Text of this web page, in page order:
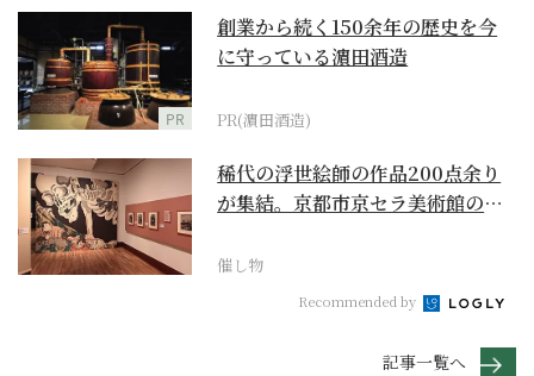
PR
創業から続く150余年の歴史を今
に守っている濵田酒造
PR(濵田酒造)
稀代の浮世絵師の作品200点余り
が集結。京都市京セラ美術館の
催し物
Recommended by
記事一覧へ